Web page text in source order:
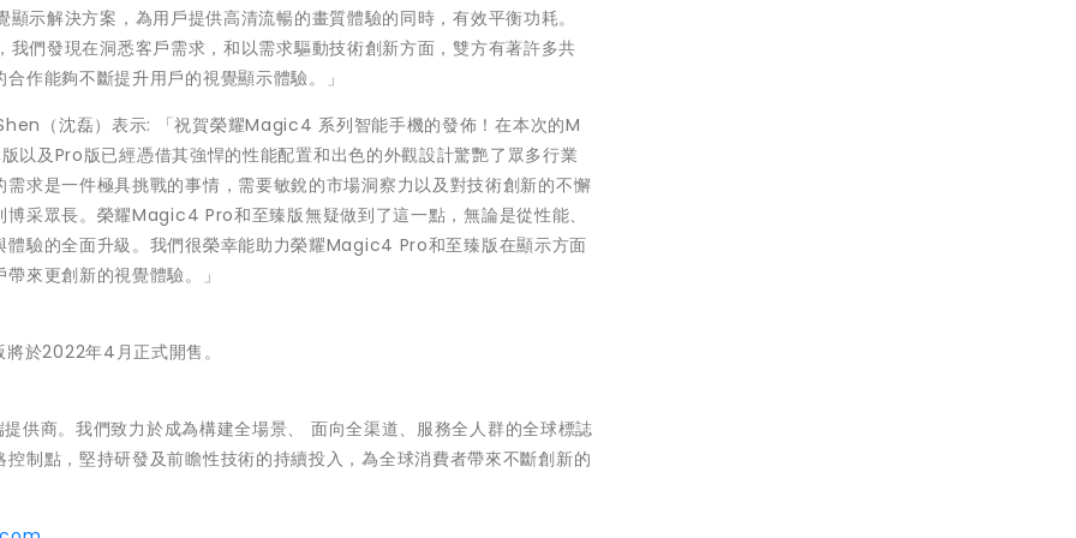
示解決方案，為用戶提供高清流暢的畫質體驗的同時，有效平衡功耗。
們發現在洞悉客戶需求，和以需求驅動技術創新方面，雙方有著許多共
作能夠不斷提升用戶的視覺顯示體驗。」
（沈磊）表示: 「祝賀榮耀Magic4 系列智能手機的發佈！在本次的M
及Pro版已經憑借其強悍的性能配置和出色的外觀設計驚艷了眾多行業
求是一件極具挑戰的事情，需要敏銳的市場洞察力以及對技術創新的不懈
采眾長。榮耀Magic4 Pro和至臻版無疑做到了這一點，無論是從性能、
驗的全面升級。我們很榮幸能助力榮耀Magic4 Pro和至臻版在顯示方面
來更創新的視覺體驗。」
於2022年4月正式開售。
供商。我們致力於成為構建全場景、 面向全渠道、服務全人群的全球標誌
制點，堅持研發及前瞻性技術的持續投入，為全球消費者帶來不斷創新的